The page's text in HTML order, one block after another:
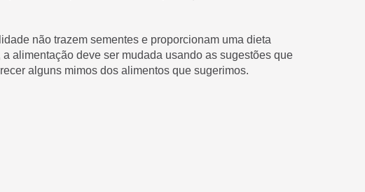
não trazem sementes e proporcionam uma dieta
alimentação deve ser mudada usando as sugestões que
alguns mimos dos alimentos que sugerimos.